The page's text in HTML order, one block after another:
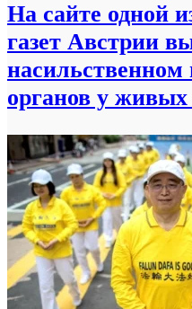
На сайте одной
газет Австрии
насильственном
органов у